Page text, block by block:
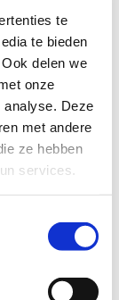
te
te bieden
delen we
onze
analyse. Deze
met andere
ze hebben
services.
€ 22,99